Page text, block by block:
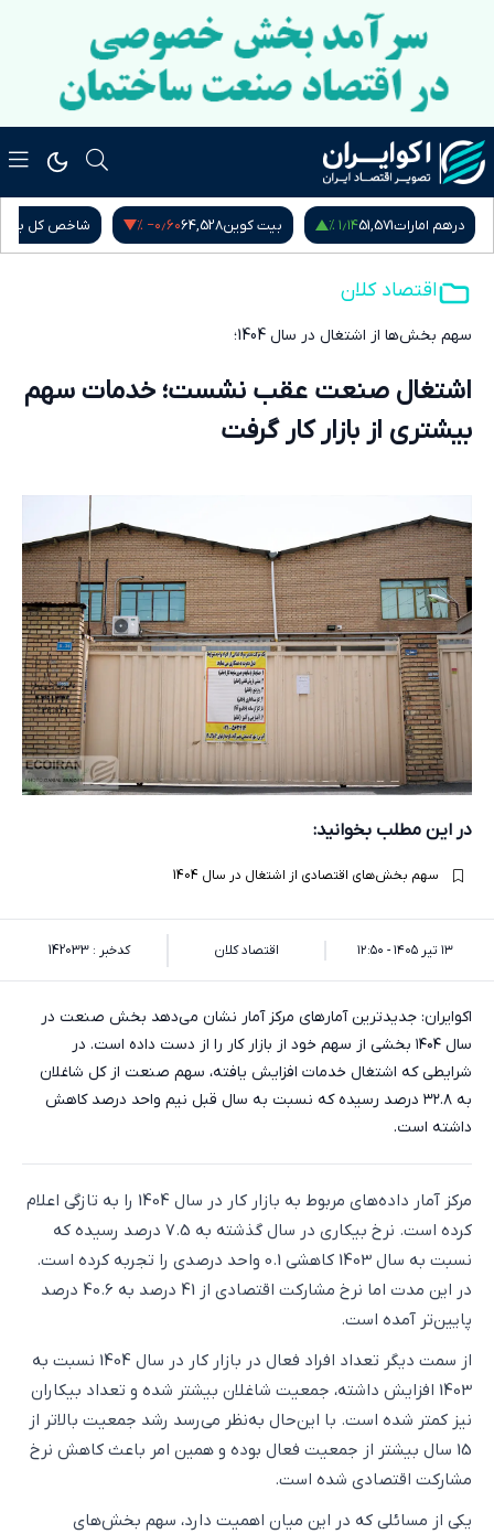
درهم امارات51,571۱٫۱۴ % بیت کوین64,528‎−۰٫۶۰ % شاخص کل
اقتصاد کلان
سهم بخش‌ها از اشتغال در سال 1404؛
اشتغال صنعت عقب نشست؛ خدمات سهم
بیشتری از بازار کار گرفت
در این مطلب بخوانید:
سهم بخش‌های اقتصادی از اشتغال در سال 1404
۱۳ تیر ۱۴۰۵ - ۱۲:۵۰ اقتصاد کلان کدخبر : 142033
اکوایران: جدیدترین آمارهای مرکز آمار نشان می‌دهد بخش صنعت در
سال ۱۴۰۴ بخشی از سهم خود از بازار کار را از دست داده است. در
شرایطی که اشتغال خدمات افزایش یافته، سهم صنعت از کل شاغلان
به ۳۲.۸ درصد رسیده که نسبت به سال قبل نیم واحد درصد کاهش
داشته است.
مرکز آمار داده‌های مربوط به بازار کار در سال 1404 را به تازگی اعلام
کرده است. نرخ بیکاری در سال گذشته به 7.5 درصد رسیده که
نسبت به سال 1403 کاهشی 0.1 واحد درصدی را تجربه کرده است.
در این مدت اما نرخ مشارکت اقتصادی از 41 درصد به 40.6 درصد
پایین‌تر آمده است.
از سمت دیگر تعداد افراد فعال در بازار کار در سال 1404 نسبت به
1403 افزایش داشته،‌ جمعیت شاغلان بیشتر شده و تعداد بیکاران
نیز کمتر شده است. با این‌حال به‌نظر می‌رسد رشد جمعیت بالاتر از
15 سال بیشتر از جمعیت فعال بوده و همین امر باعث کاهش نرخ
مشارکت اقتصادی شده است.
یکی از مسائلی که در این میان اهمیت دارد، سهم بخش‌های